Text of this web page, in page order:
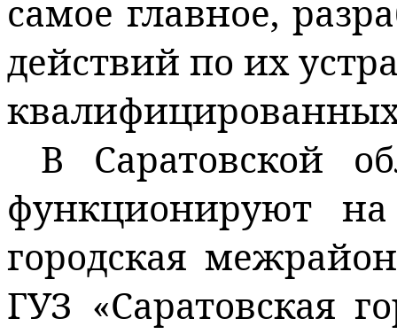
самое главное,
действий по их
В Саратовской
функционируют на
городская
ГУЗ «Саратовская